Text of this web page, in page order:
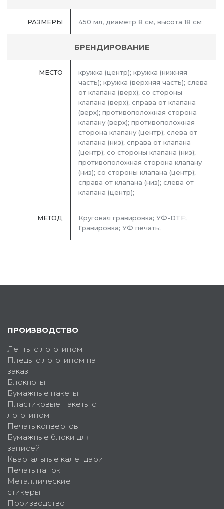
РАЗМЕРЫ 450 мл, диаметр 8 см, высота 18 см
БРЕНДИРОВАНИЕ
МЕСТО
кружка (центр); кружка (нижняя
часть); кружка (верхняя часть); слева
от клапана (верх); со стороны
клапана (верх); справа от клапана
(верх); противоположная сторона
клапану (верх); противоположная
сторона клапану (центр); слева от
клапана (низ); справа от клапана
(центр); со стороны клапана (низ);
противоположная сторона клапану
(низ); со стороны клапана (центр);
справа от клапана (низ); слева от
клапана (центр);
МЕТОД
Круговая гравировка; УФ-DTF;
Гравировка; УФ печать;
ПРОИЗВОДСТВО
Ленты с логотипом
Пледы с логотипом на
заказ
Блокноты
Бумажные пакеты
Пластиковые пакеты с
логотипом
Печать конвертов
Бумажные блоки для
записей
Квартальные календари
Печать папок
Металлические
стикеры
Производство